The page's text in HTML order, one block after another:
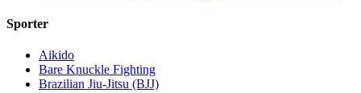
Sporter
Aikido
Bare Knuckle Fighting
Brazilian Jiu-Jitsu (BJJ)